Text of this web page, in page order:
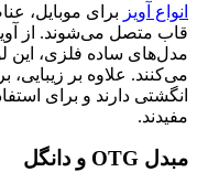
انواع آویز برای موبایل،
قاب متصل می‌شوند. از
مدل‌های ساده فلزی،
می‌کنند. علاوه بر زیبایی،
انگشتی دارند و برای
مفیدند.
مبدل OTG و دانگل